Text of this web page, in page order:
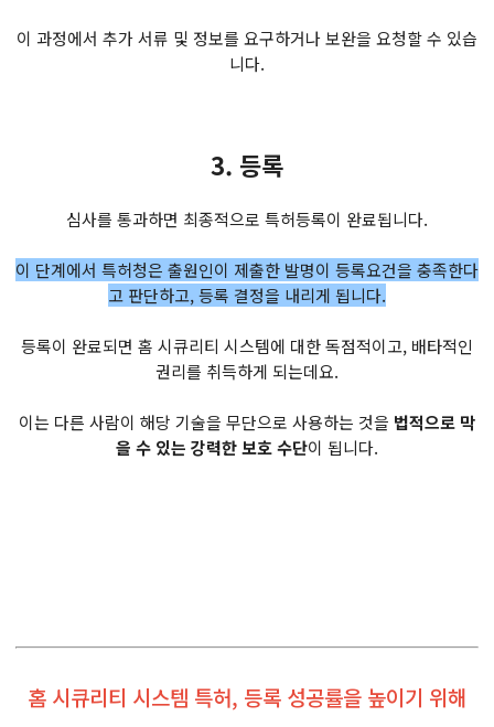
이 과정에서 추가 서류 및 정보를 요구하거나 보완을 요청할 수 있습
니다.
3. 등록
심사를 통과하면 최종적으로 특허등록이 완료됩니다.
이 단계에서 특허청은 출원인이 제출한 발명이 등록요건을 충족한다
고 판단하고, 등록 결정을 내리게 됩니다.
등록이 완료되면 홈 시큐리티 시스템에 대한 독점적이고, 배타적인
권리를 취득하게 되는데요.
이는 다른 사람이 해당 기술을 무단으로 사용하는 것을 법적으로 막
을 수 있는 강력한 보호 수단이 됩니다.
홈 시큐리티 시스템 특허, 등록 성공률을 높이기 위해